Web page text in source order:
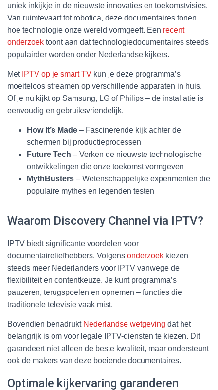
uniek inkijkje in de nieuwste innovaties en toekomstvisies.
Van ruimtevaart tot robotica, deze documentaires tonen
hoe technologie onze wereld vormgeeft. Een recent
onderzoek toont aan dat technologiedocumentaires steeds
populairder worden onder Nederlandse kijkers.
Met IPTV op je smart TV kun je deze programma’s
moeiteloos streamen op verschillende apparaten in huis.
Of je nu kijkt op Samsung, LG of Philips – de installatie is
eenvoudig en gebruiksvriendelijk.
How It’s Made – Fascinerende kijk achter de
schermen bij productieprocessen
Future Tech – Verken de nieuwste technologische
ontwikkelingen die onze toekomst vormgeven
MythBusters – Wetenschappelijke experimenten die
populaire mythes en legenden testen
Waarom Discovery Channel via IPTV?
IPTV biedt significante voordelen voor
documentaireliefhebbers. Volgens onderzoek kiezen
steeds meer Nederlanders voor IPTV vanwege de
flexibiliteit en contentkeuze. Je kunt programma’s
pauzeren, terugspoelen en opnemen – functies die
traditionele televisie vaak mist.
Bovendien benadrukt Nederlandse wetgeving dat het
belangrijk is om voor legale IPTV-diensten te kiezen. Dit
garandeert niet alleen de beste kwaliteit, maar ondersteunt
ook de makers van deze boeiende documentaires.
Optimale kijkervaring garanderen